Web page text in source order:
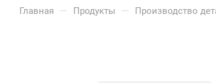
Главная — Продукты — Производство